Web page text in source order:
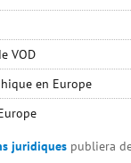
VOD
en Europe
juridiques publiera